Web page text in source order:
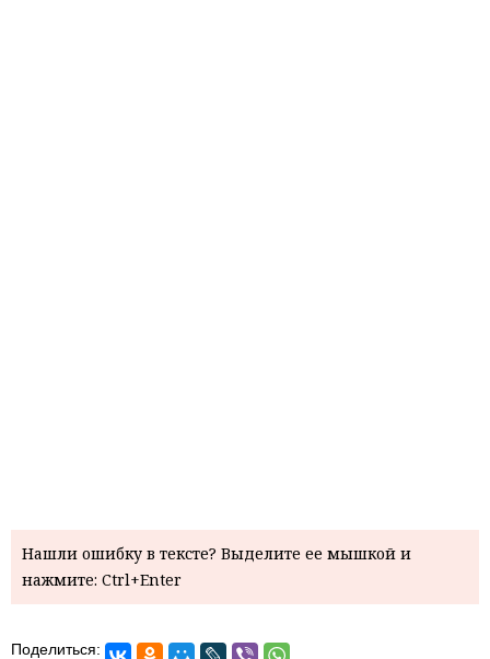
Нашли ошибку в тексте? Выделите ее мышкой и
нажмите: Ctrl+Enter
Поделиться: